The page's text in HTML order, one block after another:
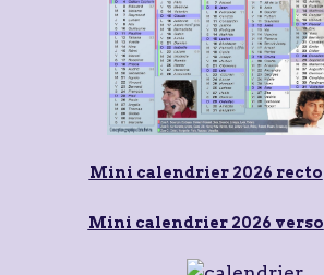
Mini calendrier 2026 recto
Mini calendrier 2026 verso